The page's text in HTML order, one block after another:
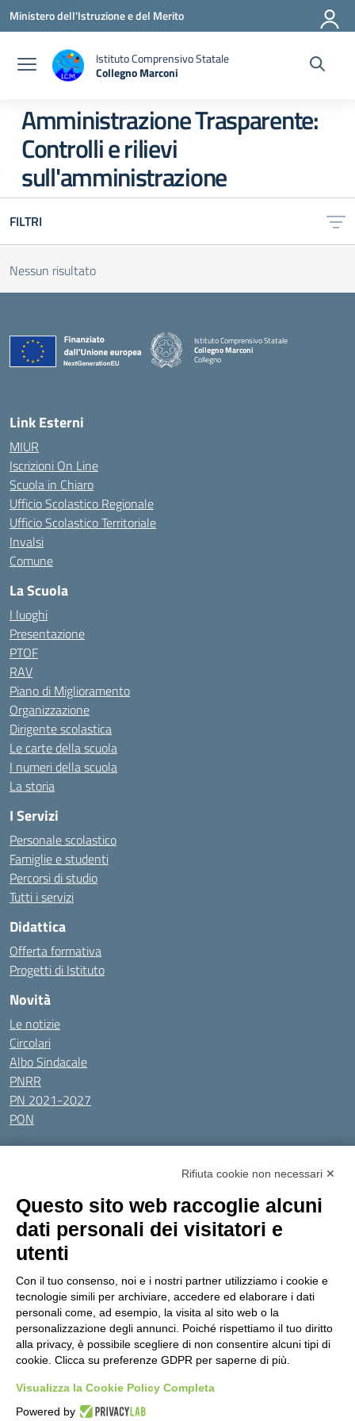
Vai ai contenuti
Vai al menu di navigazione
Vai al footer
Ministero dell'Istruzione e del Merito
Istituto Comprensivo Statale
Collegno Marconi
Amministrazione Trasparente:
Controlli e rilievi
sull'amministrazione
FILTRI
Nessun risultato
Istituto Comprensivo Statale
Collegno Marconi
Collegno
Link Esterni
MIUR
Iscrizioni On Line
Scuola in Chiaro
Ufficio Scolastico Regionale
Ufficio Scolastico Territoriale
Invalsi
Comune
La Scuola
I luoghi
Presentazione
PTOF
RAV
Piano di Miglioramento
Organizzazione
Dirigente scolastica
Le carte della scuola
I numeri della scuola
La storia
I Servizi
Personale scolastico
Famiglie e studenti
Percorsi di studio
Tutti i servizi
Didattica
Offerta formativa
Progetti di Istituto
Novità
Le notizie
Circolari
Albo Sindacale
PNRR
PN 2021-2027
PON
Tutti gli argomenti
Amministrazione Trasparente
Privacy Policy
Dichiarazione di accessibilitàObiettivi di accessibilità
Seguici su:
Indirizzo:Via Gaetano Donizetti 30, Collegno
Centralino:0114053925 Email: toic8cg002@istruzione.it
Posta elettronica certificata (PEC):toic8cg002@pec.istruzione.it
Codice fiscale: 95641450010
Codice Indice delle Pubbliche Amministrazioni (IPA): D0ZZDV0V
Codice unico di fatturazione (CUF): FJDH3Z
Rifiuta cookie non necessari ✕
Questo sito web raccoglie alcuni
dati personali dei visitatori e
utenti
Con il tuo consenso, noi e i nostri partner utilizziamo i cookie e
tecnologie simili per archiviare, accedere ed elaborare i dati
personali come, ad esempio, la visita al sito web o la
personalizzazione degli annunci. Poiché rispettiamo il tuo diritto
alla privacy, è possibile scegliere di non consentire alcuni tipi di
cookie. Clicca su preferenze GDPR per saperne di più.
Visualizza la Cookie Policy Completa
Powered by